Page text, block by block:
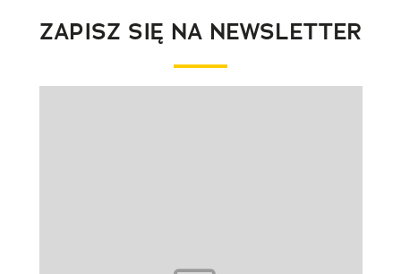
ZAPISZ SIĘ NA NEWSLETTER